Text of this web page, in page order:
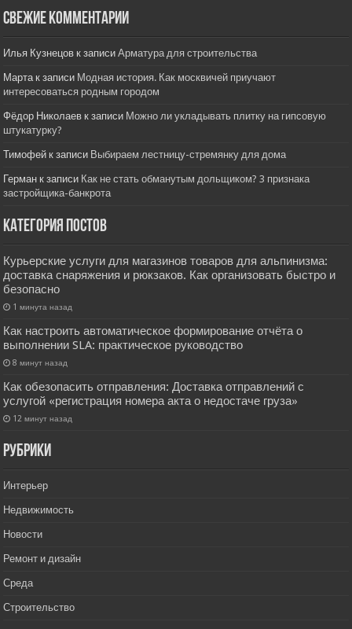
Свежие комментарии
Илья Кузнецов к записиАрматура для строительства
Мартак записи Модная история. Как москвичей приучают
интересоваться родным городом
Фёдор Николаев к записи Можно ли укладывать плитку на гипсовую
штукатурку?
Тимофей к записи Выбираем лестницу-стремянку для дома
Герман к записи Как не стать обманутым дольщиком? 3 признака
застройщика-банкрота
Категория постов
Курьерские услуги для магазинов товаров для альпинизма:
доставка снаряжения и рюкзаков. Как организовать быстро и
безопасно
1 минута назад
Как настроить автоматическое формирование отчёта о
выполнении SLA: практическое руководство
8 минут назад
Как обезопасить отправления: Доставка отправлений с
услугой «регистрация номера акта о недостаче груза»
12 минут назад
РУбрики
Интерьер
Недвижимость
Новости
Ремонт и дизайн
Среда
Строительство